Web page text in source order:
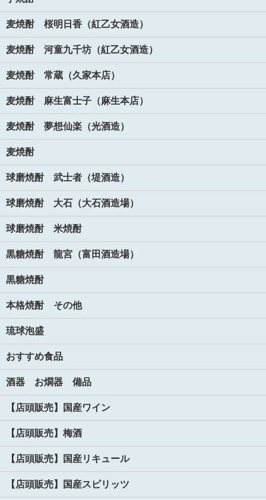
麦焼酎 桜明日香（紅乙女酒造）
麦焼酎 河童九千坊（紅乙女酒造）
麦焼酎 常蔵（久家本店）
麦焼酎 麻生富士子（麻生本店）
麦焼酎 夢想仙楽（光酒造）
麦焼酎
球磨焼酎 武士者（堤酒造）
球磨焼酎 大石（大石酒造場）
球磨焼酎 米焼酎
黒糖焼酎 龍宮（富田酒造場）
黒糖焼酎
本格焼酎 その他
琉球泡盛
おすすめ食品
酒器 お燗器 備品
【店頭販売】国産ワイン
【店頭販売】梅酒
【店頭販売】国産リキュール
【店頭販売】国産スピリッツ